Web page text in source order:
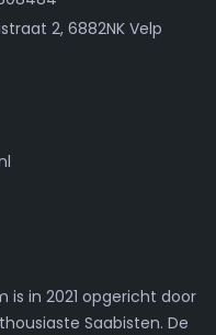
2, 6882NK Velp
is in 2021 opgericht door
Saabisten. De